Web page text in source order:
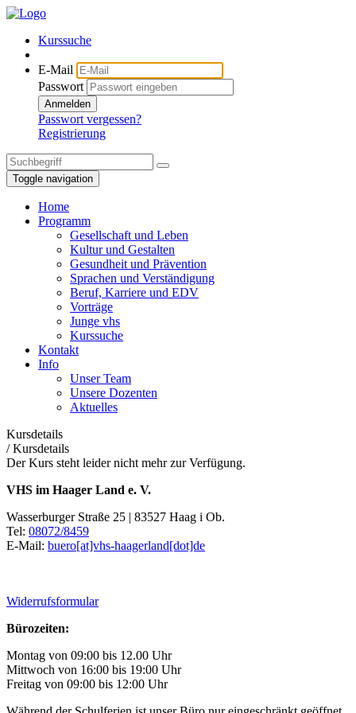
Kurssuche
E-Mail
Passwort
Anmelden
Passwort vergessen?
Registrierung
Toggle navigation
Home
Programm
Gesellschaft und Leben
Kultur und Gestalten
Gesundheit und Prävention
Sprachen und Verständigung
Beruf, Karriere und EDV
Vorträge
Junge vhs
Kurssuche
Kontakt
Info
Unser Team
Unsere Dozenten
Aktuelles
Kursdetails
/Kursdetails
Der Kurs steht leider nicht mehr zur Verfügung.
VHS im Haager Land e. V.
Wasserburger Straße 25 | 83527 Haag i Ob.
Tel: 08072/8459
E-Mail: buero[at]vhs-haagerland[dot]de
Widerrufsformular
Bürozeiten:
Montag von 09:00 bis 12.00 Uhr
Mittwoch von 16:00 bis 19:00 Uhr
Freitag von 09:00 bis 12:00 Uhr